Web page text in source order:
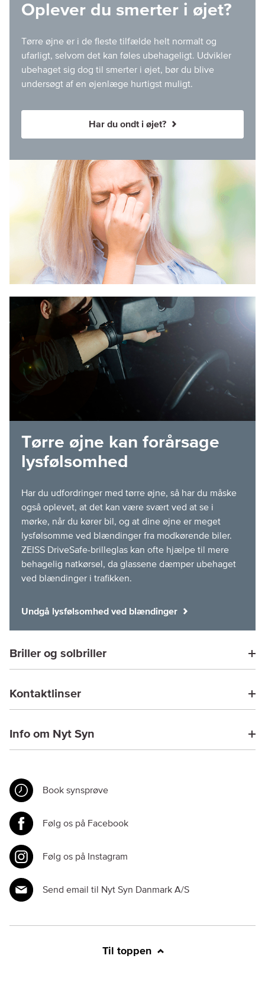
Oplever du smerter i øjet?
Tørre øjne er i de fleste tilfælde helt normalt og
ufarligt, selvom det kan føles ubehageligt. Udvikler
ubehaget sig dog til smerter i øjet, bør du blive
undersøgt af en øjenlæge hurtigst muligt.
Har du ondt i øjet?
Tørre øjne kan forårsage
lysfølsomhed
Har du udfordringer med tørre øjne, så har du måske
også oplevet, at det kan være svært ved at se i
mørke, når du kører bil, og at dine øjne er meget
lysfølsomme ved blændinger fra modkørende biler.
ZEISS DriveSafe-brilleglas kan ofte hjælpe til mere
behagelig natkørsel, da glassene dæmper ubehaget
Undgå lysfølsomhed ved blændinger
Briller og solbriller
Kontaktlinser
Info om Nyt Syn
Book synsprøve
Følg os på Facebook
Følg os på Instagram
Send email til Nyt Syn Danmark A/S
Til toppen